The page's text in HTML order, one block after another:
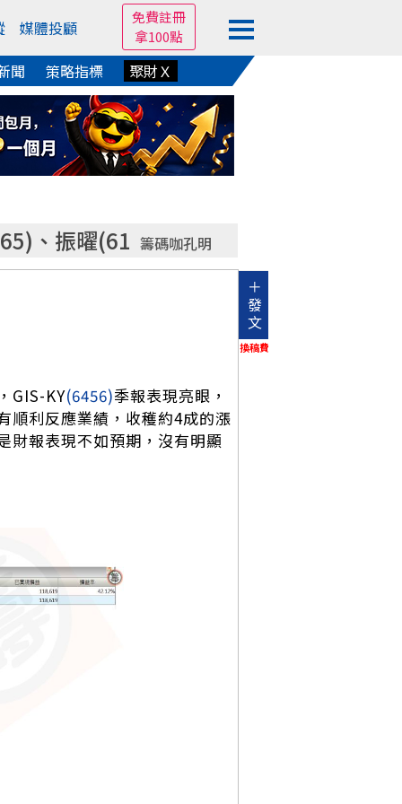
媒體投顧
免費註冊
拿100點
聞 策略指標 聚財Ｘ
、振曜(61 籌碼咖孔明
＋
發
文
換稿費
GIS-KY(6456)季報表現亮眼，
順利反應業績，收穫約4成的漲
財報表現不如預期，沒有明顯